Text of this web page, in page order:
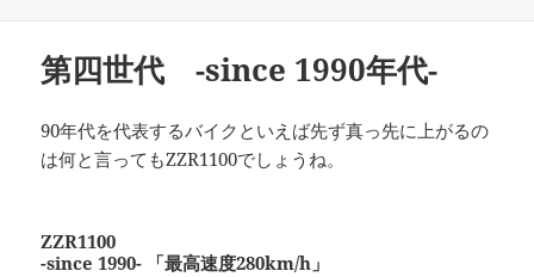
第四世代 -since 1990年代-
90年代を代表するバイクといえば先ず真っ先に上がるの
は何と言ってもZZR1100でしょうね。
ZZR1100
-since 1990- 「最高速度280km/h」